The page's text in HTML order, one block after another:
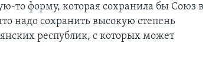
то форму, которая сохранила бы Союз в
надо сохранить высокую степень
республик, с которых может